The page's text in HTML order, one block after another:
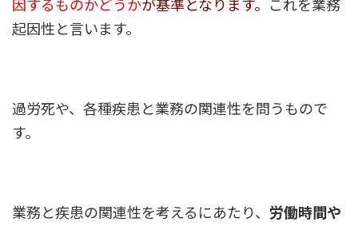
起因性と言います。
過労死や、各種疾患と業務の関連性を問うもので
す。
業務と疾患の関連性を考えるにあたり、 労働時間や